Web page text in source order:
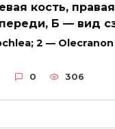
кость,
Б — вид
2 —
0 306